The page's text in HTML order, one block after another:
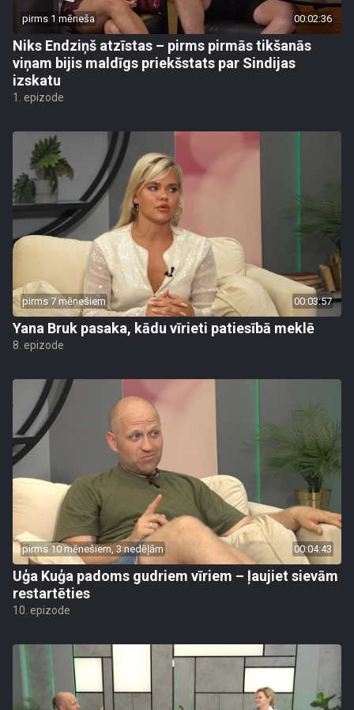
pirms 1 mēneša 00:02:36
Niks Endziņš atzīstas – pirms pirmās tikšanās
viņam bijis maldīgs priekšstats par Sindijas
izskatu
1. epizode
pirms 7 mēnešiem 00:03:57
Yana Bruk pasaka, kādu vīrieti patiesībā meklē
8. epizode
pirms 10 mēnešiem, 3 nedēļām 00:04:43
Uģa Kuģa padoms gudriem vīriem – ļaujiet sievām
restartēties
10. epizode